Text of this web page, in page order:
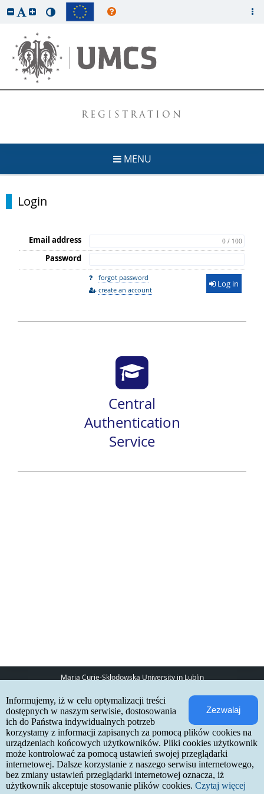
REGISTRATION
MENU
Login
Email address 0 / 100
Password
forgot password
create an account
Log in
Central
Authentication
Service
Maria Curie-Skłodowska University in Lublin
20-031 Lublin
www: http://umcs.pl
Internetowa Rekrutacja Kandydatów
IRK 1.21.3 (6bf78478) :: 2026-06-17
site map
accessibility declaration
contact
Zezwalaj
Informujemy, iż w celu optymalizacji treści
dostępnych w naszym serwisie, dostosowania
ich do Państwa indywidualnych potrzeb
korzystamy z informacji zapisanych za pomocą plików cookies na
urządzeniach końcowych użytkowników. Pliki cookies użytkownik
może kontrolować za pomocą ustawień swojej przeglądarki
internetowej. Dalsze korzystanie z naszego serwisu internetowego,
bez zmiany ustawień przeglądarki internetowej oznacza, iż
użytkownik akceptuje stosowanie plików cookies. Czytaj więcej